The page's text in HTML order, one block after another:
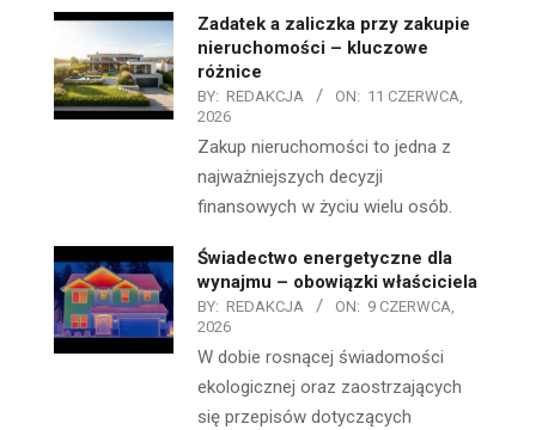
Zadatek a zaliczka przy zakupie
nieruchomości – kluczowe
różnice
BY: REDAKCJA ON: 11 CZERWCA,
2026
Zakup nieruchomości to jedna z
najważniejszych decyzji
finansowych w życiu wielu osób.
Świadectwo energetyczne dla
wynajmu – obowiązki właściciela
BY: REDAKCJA ON: 9 CZERWCA,
2026
W dobie rosnącej świadomości
ekologicznej oraz zaostrzających
się przepisów dotyczących